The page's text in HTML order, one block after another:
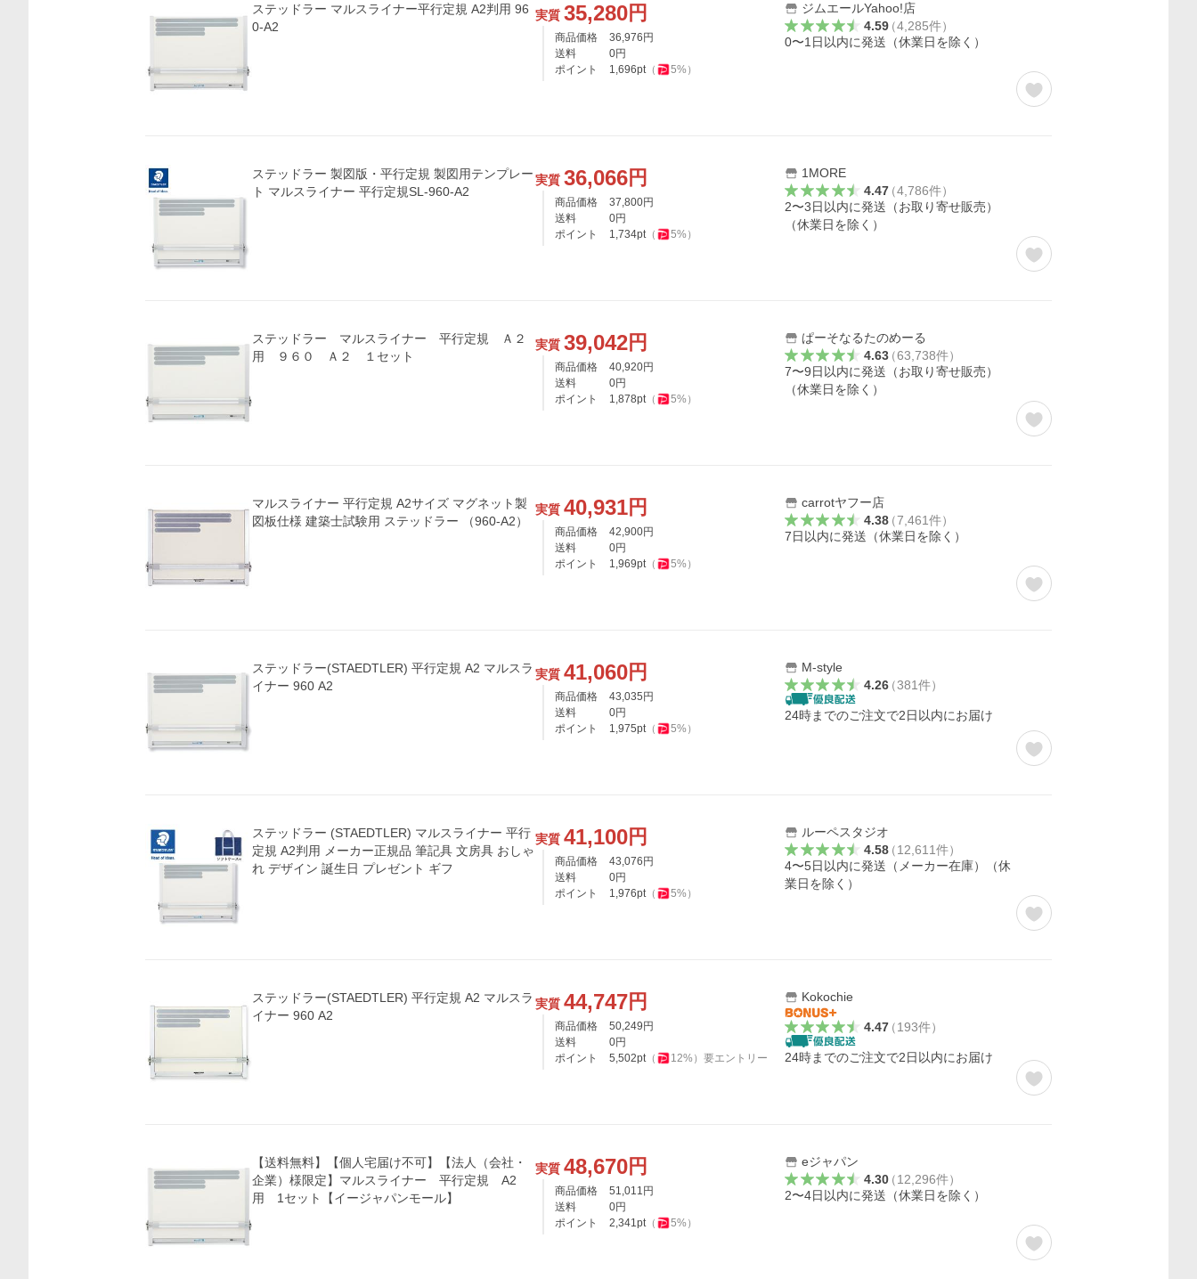
ステッドラー マルスライナー平行定規 A2判用 96
0-A2
実質 35,280円
商品価格 36,976 円
送料
0円
ポイント
1,696pt（ 5%）
ジムエールYahoo!店
4.59（4,285件）
0〜1日以内に発送（休業日を除く）
ステッドラー 製図版・平行定規 製図用テンプレー
ト マルスライナー 平行定規SL-960-A2
実質 36,066円
商品価格 37,800円
送料
0円
ポイント
1,734pt（ 5%）
1MORE
4.47（4,786件）
2〜3日以内に発送（お取り寄せ販売）
（休業日を除く）
ステッドラー マルスライナー 平行定規 Ａ２
用 ９６０ Ａ２ １セット
実質 39,042円
商品価格 40,920円
送料
0円
ポイント
1,878pt（ 5%）
ぱーそなるたのめーる
4.63（63,738件）
7〜9日以内に発送（お取り寄せ販売）
（休業日を除く）
マルスライナー 平行定規 A2サイズ マグネット製
図板仕様 建築士試験用 ステッドラー （960-A2）
実質 40,931円
商品価格 42,900円
送料
0円
ポイント
1,969pt（ 5%）
carrotヤフー店
4.38（7,461件）
7日以内に発送（休業日を除く）
ステッドラー(STAEDTLER) 平行定規 A2 マルスラ
イナー 960 A2
実質 41,060円
商品価格 43,035 円
送料
0円
ポイント
1,975pt（ 5%）
M-style
4.26（381件）
24時までのご注文で2日以内にお届け
ステッドラー (STAEDTLER) マルスライナー 平行
定規 A2判用 メーカー正規品 筆記具 文房具 おしゃ
れ デザイン 誕生日 プレゼント ギフ
実質 41,100円
商品価格 43,076 円
送料
0円
ポイント
1,976pt（ 5%）
ルーペスタジオ
4.58（12,611件）
4〜5日以内に発送（メーカー在庫）（休
業日を除く）
ステッドラー(STAEDTLER) 平行定規 A2 マルスラ
イナー 960 A2
実質 44,747円
商品価格 50,249 円
送料
0円
ポイント
5,502pt（ 12%） 要エントリー
Kokochie
4.47（193件）
24時までのご注文で2日以内にお届け
【送料無料】【個人宅届け不可】【法人（会社・
企業）様限定】マルスライナー 平行定規 A2
用 1セット【イージャパンモール】
実質 48,670円
商品価格 51,011 円
送料
0円
ポイント
2,341pt（ 5%）
eジャパン
4.30（12,296件）
2〜4日以内に発送（休業日を除く）